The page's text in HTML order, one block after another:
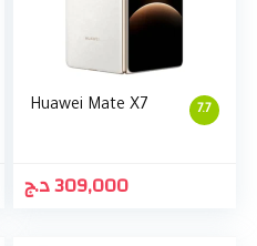
7.7
Huawei Mate X7
309,000د.ج